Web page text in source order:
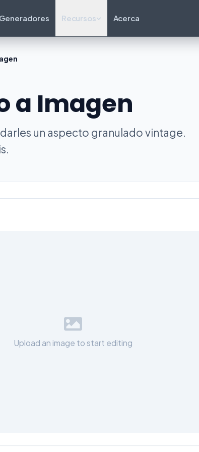
Generadores Recursos Acerca
a Imagen
un aspecto granulado vintage.
Upload an image to start editing